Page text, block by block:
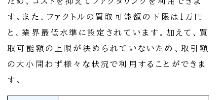
す。また、ファクトルの買取可能額の下限は1万円
と、業界最低水準に設定されています。加えて、買
取可能額の上限が決められていないため、取引額
の大小問わず様々な状況で利用することができま
す。